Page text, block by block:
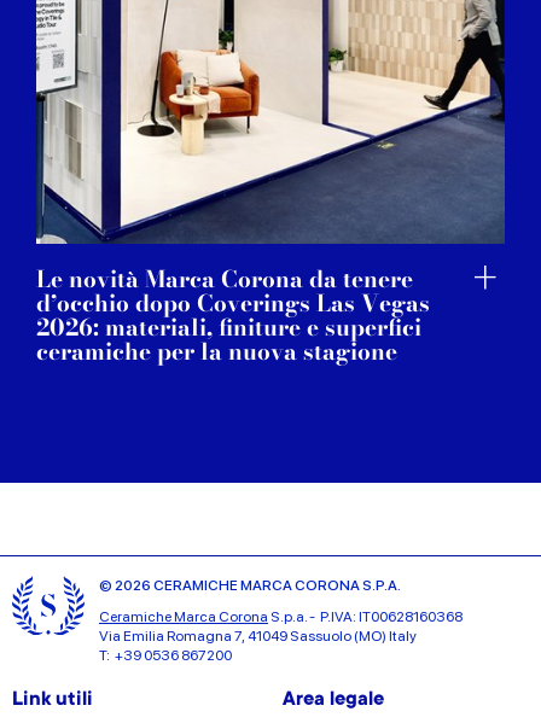
Le novità Marca Corona da tenere
d’occhio dopo Coverings Las Vegas
2026: materiali, finiture e superfici
ceramiche per la nuova stagione
© 2026 CERAMICHE MARCA CORONA S.P.A.
Ceramiche Marca Corona S.p.a. - P.IVA: IT00628160368
Via Emilia Romagna 7, 41049 Sassuolo (MO) Italy
T: +39 0536 867200
Link utili Area legale